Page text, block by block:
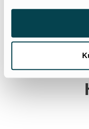
MEN VI